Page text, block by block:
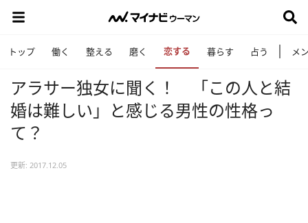
トップ 働く 整える 磨く 恋する 暮らす 占う メ
アラサー独女に聞く！ 「この人と結
婚は難しい」と感じる男性の性格っ
て？
更新: 2017.12.05